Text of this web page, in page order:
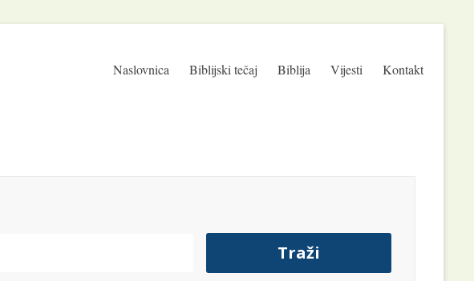
Naslovnica Biblijski tečaj Biblija Vijesti Kontakt